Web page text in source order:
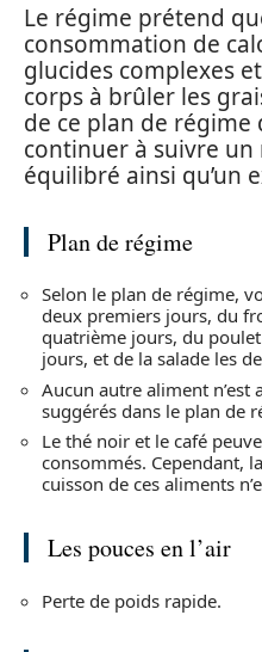
Le régime prétend
consommation de
glucides complexes
corps à brûler les
de ce plan de
continuer à suivre
équilibré ainsi qu’un
Plan de régime
Selon le plan de régime,
deux premiers jours, du
quatrième jours, du
jours, et de la salade les
Aucun autre aliment n’est
suggérés dans le plan de
Le thé noir et le café
consommés. Cependant,
cuisson de ces aliments
Les pouces en l’air
Perte de poids rapide.